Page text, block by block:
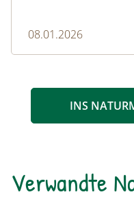
08.01.2026
INS
Verwandte